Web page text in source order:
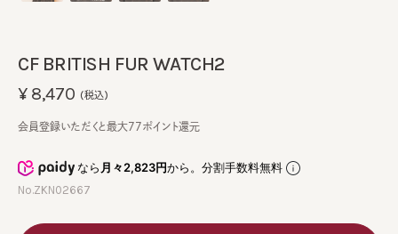
CF BRITISH FUR WATCH2
なら月々2,823円から。分割手数料無料
No.ZKN02667
¥8,470 (税込)
会員登録いただくと最大77ポイント還元